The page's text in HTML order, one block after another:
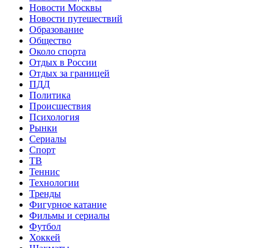
Новости Москвы
Новости путешествий
Образование
Общество
Около спорта
Отдых в России
Отдых за границей
ПДД
Политика
Происшествия
Психология
Рынки
Сериалы
Спорт
ТВ
Теннис
Технологии
Тренды
Фигурное катание
Фильмы и сериалы
Футбол
Хоккей